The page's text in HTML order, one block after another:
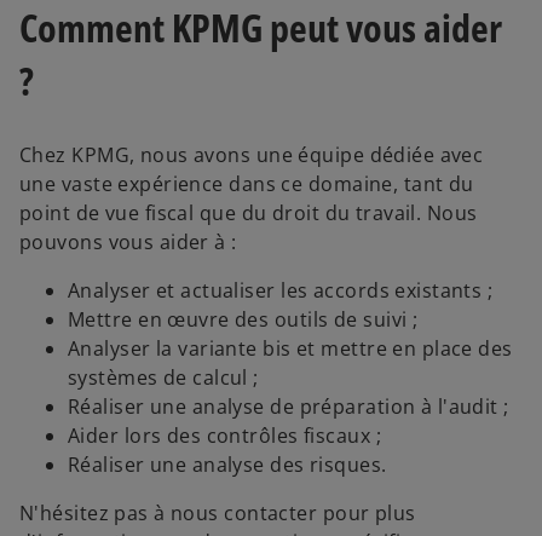
Comment KPMG peut vous aider
?
Chez KPMG, nous avons une équipe dédiée avec
une vaste expérience dans ce domaine, tant du
point de vue fiscal que du droit du travail. Nous
pouvons vous aider à :
Analyser et actualiser les accords existants ;
Mettre en œuvre des outils de suivi ;
Analyser la variante bis et mettre en place des
systèmes de calcul ;
Réaliser une analyse de préparation à l'audit ;
Aider lors des contrôles fiscaux ;
Réaliser une analyse des risques.
N'hésitez pas à nous contacter pour plus
s